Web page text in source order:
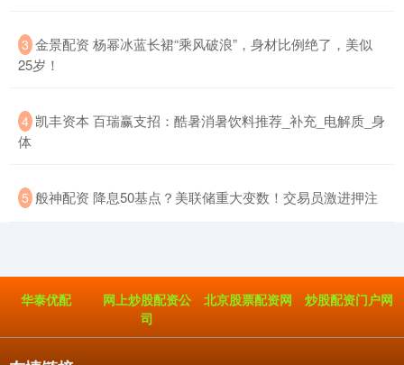
3 ​金景配资 杨幂冰蓝长裙“乘风破浪”，身材比例绝了，美似
25岁！
4 ​凯丰资本 百瑞赢支招：酷暑消暑饮料推荐_补充_电解质_身
体
5 ​般神配资 降息50基点？美联储重大变数！交易员激进押注
华泰优配
网上炒股配资公
司
北京股票配资网 炒股配资门户网